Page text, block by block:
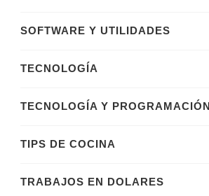
SOFTWARE Y UTILIDADES
TECNOLOGÍA
TECNOLOGÍA Y PROGRAMACIÓN
TIPS DE COCINA
TRABAJOS EN DOLARES